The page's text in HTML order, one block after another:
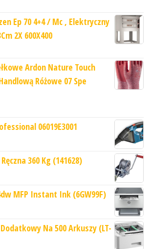
Ep 70 4+4 / Mc , Elektryczny
2X 600X400
Ardon Nature Touch
Różowe 07 Spe
06019E3001
360 Kg (141628)
MFP Instant Ink (6GW99F)
Na 500 Arkuszy (LT-